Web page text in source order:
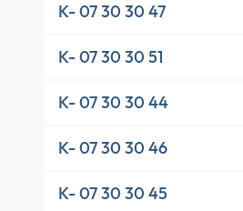
K- 07 30 30 47
K- 07 30 30 51
K- 07 30 30 44
K- 07 30 30 46
K- 07 30 30 45